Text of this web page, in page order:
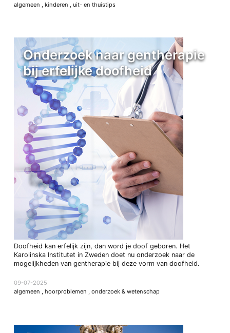
algemeen
kinderen uit- en thuistips
Onderzoek naar gentherapie
bij erfelijke doofheid
Doofheid kan erfelijk zijn, dan word je doof geboren. Het
Karolinska Institutet in Zweden doet nu onderzoek naar de
mogelijkheden van gentherapie bij deze vorm van doofheid.
09-07-2025
algemeen , hoorproblemen , onderzoek & wetenschap